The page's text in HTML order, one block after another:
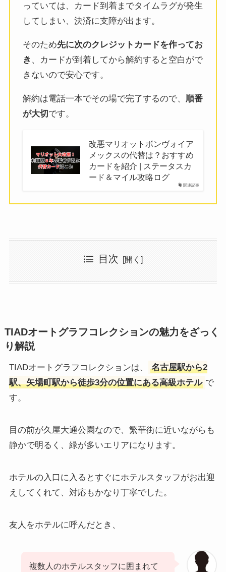
っていては、カード到着までタイムラグが発生
してしまい、決済に支障が出ます。
そのため先に次のクレジットカードを作ってお
き 、カードが到着してから解約すると空白がで
きないので安心です。
解約は電話一本でその場で完了するので、 順番
が大切 です。
関連記事
改悪マリオットボンヴォイア
メックスの代替は？おすすめ
カードを紹介 | ステータスカ
ード＆マイル攻略ログ
目次
TIADオートグラフコレクションの魅力をざっく
り解説
TIADオートグラフコレクションは、
名古屋駅から2
駅、矢場町駅から徒歩3分の位置にある高級ホテル で
す。
目の前が久屋大通公園なので、繁華街に近いながらも
静かで明るく、緑が多いエリアになります。
ホテルの入口に入るとすぐにホテルスタッフがお出迎
えしてくれて、対応もかなり丁寧でした。
友人をホテルに呼んだとき、
複数人のホテルスタッフに囲まれて